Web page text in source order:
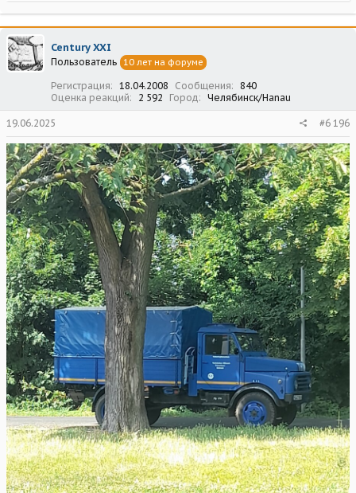
а
к
ц
и
и
Century XXI
Пользователь 10 лет на форуме
Регистрация 18.04.2008 Сообщения
840
Оценка реакций
2 592 Город Челябинск/Hanau
19.06.2025 #6 196